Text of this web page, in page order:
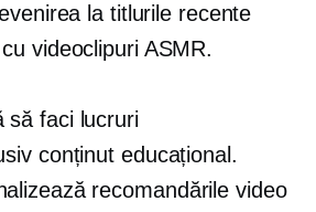
la titlurile recente
videoclipuri ASMR.
să faci lucruri
conținut educațional.
recomandările video